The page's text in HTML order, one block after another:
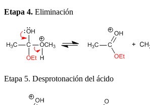
Etapa 4. Eliminación
Etapa 5. Desprotonación del ácido